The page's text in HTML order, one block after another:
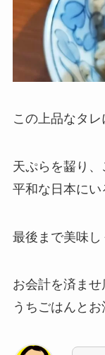
この上品なタレ
天ぷらを齧り、
平和な日本にい
最後まで美味し
お会計を済ま
うちごはんとお